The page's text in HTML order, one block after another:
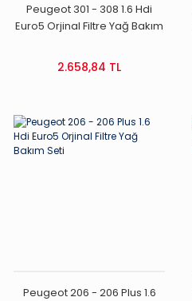
Peugeot 301 - 308 1.6 Hdi
Euro5 Orjinal Filtre Yağ Bakım
2.658,84 TL
Peugeot 206 - 206 Plus 1.6